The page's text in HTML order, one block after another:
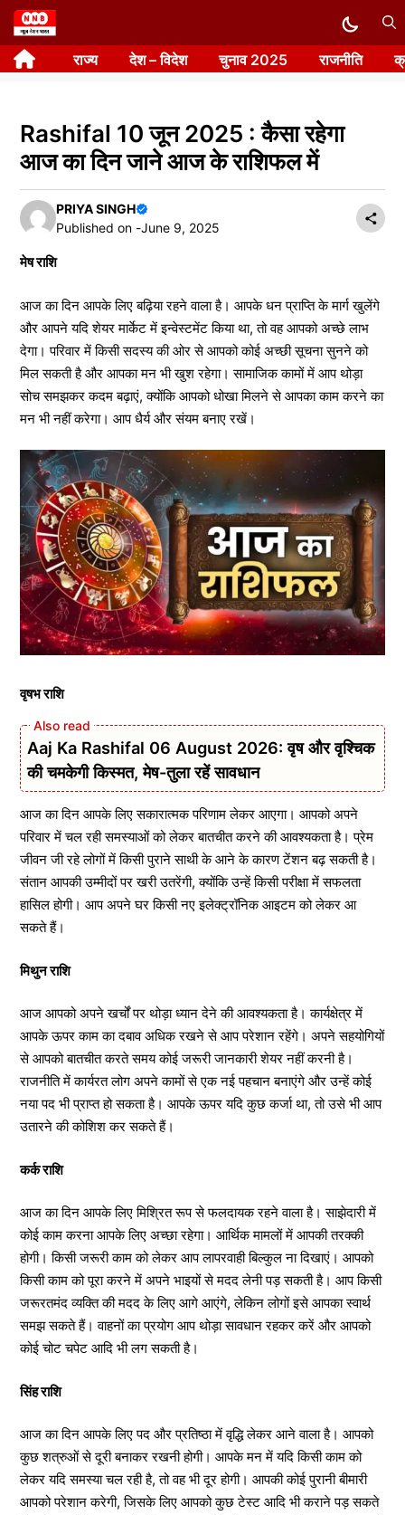
Skip
to
content राज्य देश – विदेश चुनाव 2025 राजनीति
Rashifal 10 जून 2025 : कैसा रहेगा
आज का दिन जाने आज के राशिफल में
PRIYA SINGH
Published on -June 9, 2025
मेष राशि
आज का दिन आपके लिए बढ़िया रहने वाला है। आपके धन प्राप्ति के मार्ग खुलेंगे
और आपने यदि शेयर मार्केट में इन्वेस्टमेंट किया था, तो वह आपको अच्छे लाभ
देगा। परिवार में किसी सदस्य की ओर से आपको कोई अच्छी सूचना सुनने को
मिल सकती है और आपका मन भी खुश रहेगा। सामाजिक कामों में आप थोड़ा
सोच समझकर कदम बढ़ाएं, क्योंकि आपको धोखा मिलने से आपका काम करने का
मन भी नहीं करेगा। आप धैर्य और संयम बनाए रखें।
वृषभ राशि
Aaj Ka Rashifal 06 August 2026: वृष और वृश्चिक
की चमकेगी किस्मत, मेष-तुला रहें सावधान
आज का दिन आपके लिए सकारात्मक परिणाम लेकर आएगा। आपको अपने
परिवार में चल रही समस्याओं को लेकर बातचीत करने की आवश्यकता है। प्रेम
जीवन जी रहे लोगों में किसी पुराने साथी के आने के कारण टेंशन बढ़ सकती है।
संतान आपकी उम्मीदों पर खरी उतरेंगी, क्योंकि उन्हें किसी परीक्षा में सफलता
हासिल होगी। आप अपने घर किसी नए इलेक्ट्रॉनिक आइटम को लेकर आ
सकते हैं।
मिथुन राशि
आज आपको अपने खर्चों पर थोड़ा ध्यान देने की आवश्यकता है। कार्यक्षेत्र में
आपके ऊपर काम का दबाव अधिक रखने से आप परेशान रहेंगे। अपने सहयोगियों
से आपको बातचीत करते समय कोई जरूरी जानकारी शेयर नहीं करनी है।
राजनीति में कार्यरत लोग अपने कामों से एक नई पहचान बनाएंगे और उन्हें कोई
नया पद भी प्राप्त हो सकता है। आपके ऊपर यदि कुछ कर्जा था, तो उसे भी आप
उतारने की कोशिश कर सकते हैं।
कर्क राशि
आज का दिन आपके लिए मिश्रित रूप से फलदायक रहने वाला है। साझेदारी में
कोई काम करना आपके लिए अच्छा रहेगा। आर्थिक मामलों में आपकी तरक्की
होगी। किसी जरूरी काम को लेकर आप लापरवाही बिल्कुल ना दिखाएं। आपको
किसी काम को पूरा करने में अपने भाइयों से मदद लेनी पड़ सकती है। आप किसी
जरूरतमंद व्यक्ति की मदद के लिए आगे आएंगे, लेकिन लोगों इसे आपका स्वार्थ
समझ सकते हैं। वाहनों का प्रयोग आप थोड़ा सावधान रहकर करें और आपको
कोई चोट चपेट आदि भी लग सकती है।
सिंह राशि
आज का दिन आपके लिए पद और प्रतिष्ठा में वृद्धि लेकर आने वाला है। आपको
कुछ शत्रुओं से दूरी बनाकर रखनी होगी। आपके मन में यदि किसी काम को
लेकर यदि समस्या चल रही है, तो वह भी दूर होगी। आपकी कोई पुरानी बीमारी
आपको परेशान करेगी, जिसके लिए आपको कुछ टेस्ट आदि भी कराने पड़ सकते